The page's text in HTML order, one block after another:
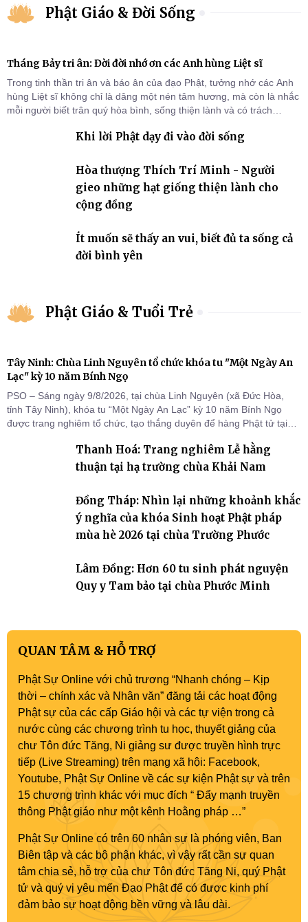
Phật Giáo & Đời Sống
Tháng Bảy tri ân: Đời đời nhớ ơn các Anh hùng Liệt sĩ
Trong tinh thần tri ân và báo ân của đạo Phật, tưởng nhớ các Anh
hùng Liệt sĩ không chỉ là dâng một nén tâm hương, mà còn là nhắc
mỗi người biết trân quý hòa bình, sống thiện lành và có trách
Khi lời Phật dạy đi vào đời sống
Hòa thượng Thích Trí Minh - Người
gieo những hạt giống thiện lành cho
cộng đồng
Ít muốn sẽ thấy an vui, biết đủ ta sống cả
đời bình yên
Phật Giáo & Tuổi Trẻ
Tây Ninh: Chùa Linh Nguyên tổ chức khóa tu "Một Ngày An
Lạc" kỳ 10 năm Bính Ngọ
PSO – Sáng ngày 9/8/2026, tại chùa Linh Nguyên (xã Đức Hòa,
tỉnh Tây Ninh), khóa tu “Một Ngày An Lạc” kỳ 10 năm Bính Ngọ
được trang nghiêm tổ chức, tạo thắng duyên để hàng Phật tử tại
Thanh Hoá: Trang nghiêm Lễ hằng
thuận tại hạ trường chùa Khải Nam
Đồng Tháp: Nhìn lại những khoảnh khắc
ý nghĩa của khóa Sinh hoạt Phật pháp
mùa hè 2026 tại chùa Trường Phước
Lâm Đồng: Hơn 60 tu sinh phát nguyện
Quy y Tam bảo tại chùa Phước Minh
QUAN TÂM & HỖ TRỢ
Phật Sự Online với chủ trương “Nhanh chóng – Kịp
thời – chính xác và Nhân văn” đăng tải các hoạt động
Phật sự của các cấp Giáo hội và các tự viện trong cả
nước cùng các chương trình tu học, thuyết giảng của
chư Tôn đức Tăng, Ni giảng sư được truyền hình trực
tiếp (Live Streaming) trên mạng xã hội: Facebook,
Youtube, Phật Sự Online về các sự kiện Phật sự và trên
15 chương trình khác với mục đích “ Đẩy mạnh truyền
thông Phật giáo như một kênh Hoằng pháp …”
Phật Sự Online có trên 60 nhân sự là phóng viên, Ban
Biên tập và các bộ phận khác, vì vậy rất cần sự quan
tâm chia sẻ, hỗ trợ của chư Tôn đức Tăng Ni, quý Phật
tử và quý vị yêu mến Đạo Phật để có được kinh phí
đảm bảo sự hoạt động bền vững và lâu dài.